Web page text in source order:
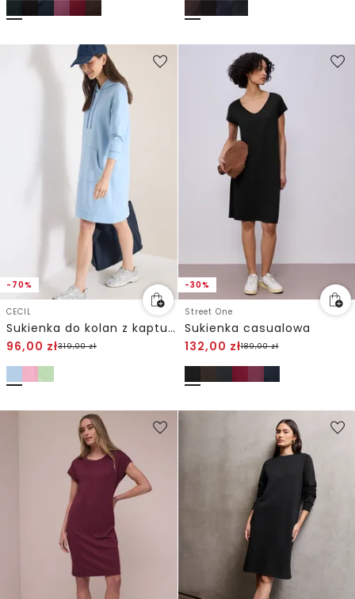
-70%
CECIL
Sukienka do kolan z kapturem
96,00 zł319,00zł
-30%
Street One
Sukienka casualowa
132,00 zł189,00zł